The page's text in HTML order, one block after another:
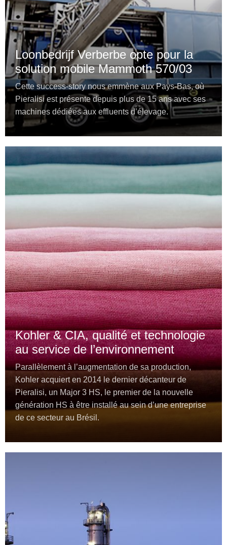
Loonbedrijf Verberbe opte pour la
solution mobile Mammoth 570/03
Cette success-story nous emmène aux Pays-Bas, où
Pieralisi est présente depuis plus de 15 ans avec ses
machines dédiées aux effluents d’élevage.
Kohler & CIA, qualité et technologie
au service de l’environnement
Parallèlement à l’augmentation de sa production,
Kohler acquiert en 2014 le dernier décanteur de
Pieralisi, un Major 3 HS, le premier de la nouvelle
génération HS à être installé au sein d’une entreprise
de ce secteur au Brésil.